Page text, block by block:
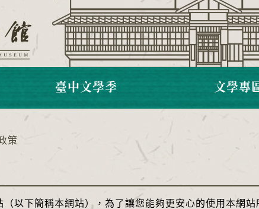
臺中文學季 文學專
策
下簡稱本網站），為了讓您能夠更安心的使用本網站